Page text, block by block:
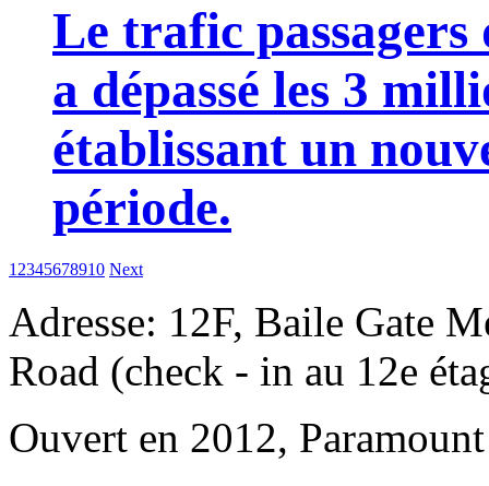
Le trafic passagers
a dépassé les 3
établissant un
période.
1 2345678910 Next
Adresse: 12F, Baile Gate
Road (check - in au 12e
Ouvert en 2012,